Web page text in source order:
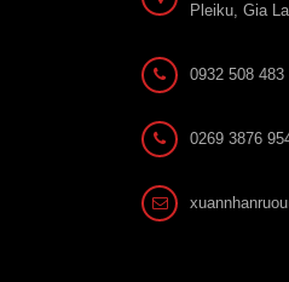
Pleiku, Gia
0932 508
0269 3876